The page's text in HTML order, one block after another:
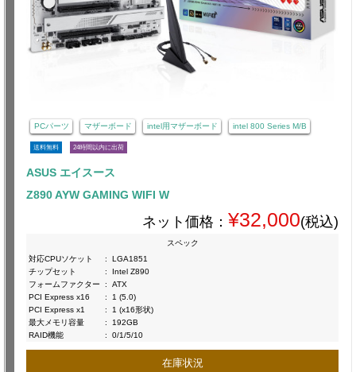
PCパーツ マザーボード intel用マザーボード intel 800 Series M/B
送料無料 24時間以内に出荷
ASUS エイスース
Z890 AYW GAMING WIFI W
ネット価格： ¥32,000(税込)
スペック
対応CPUソケット
:
LGA1851
チップセット
:
Intel Z890
フォームファクター
:
ATX
PCI Express x16
:
1 (5.0)
PCI Express x1
:
1 (x16形状)
最大メモリ容量
:
192GB
RAID機能
: 0/1/5/10
在庫状況